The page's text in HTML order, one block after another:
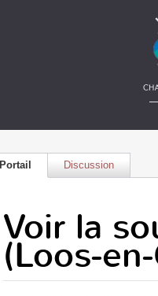
Portail Discussion
Voir la
(Loos-